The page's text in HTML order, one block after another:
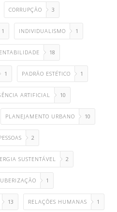
CORRUPÇÃO 3
1 INDIVIDUALISMO 1
18
1 PADRÃO ESTÉTICO 1
ARTIFICIAL 10
PLANEJAMENTO URBANO 10
2
SUSTENTÁVEL 2
UBERIZAÇÃO 1
13 RELAÇÕES HUMANAS 1